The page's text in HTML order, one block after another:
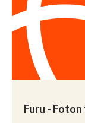
Furu -